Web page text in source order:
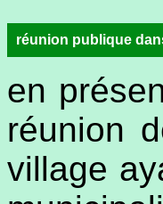
réunion publique
en
réunion
village